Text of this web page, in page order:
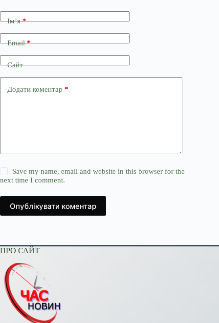
Ім’я*
Email*
Сайт
Додати коментар *
Save my name, email and website in this browser for the
next time I comment.
Опублікувати коментар
ПРО САЙТ